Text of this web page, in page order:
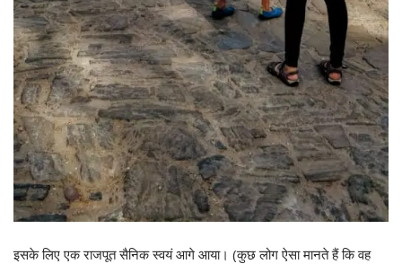
इसके लिए एक राजपूत सैनिक स्वयं आगे आया। (कुछ लोग ऐसा मानते हैं कि वह